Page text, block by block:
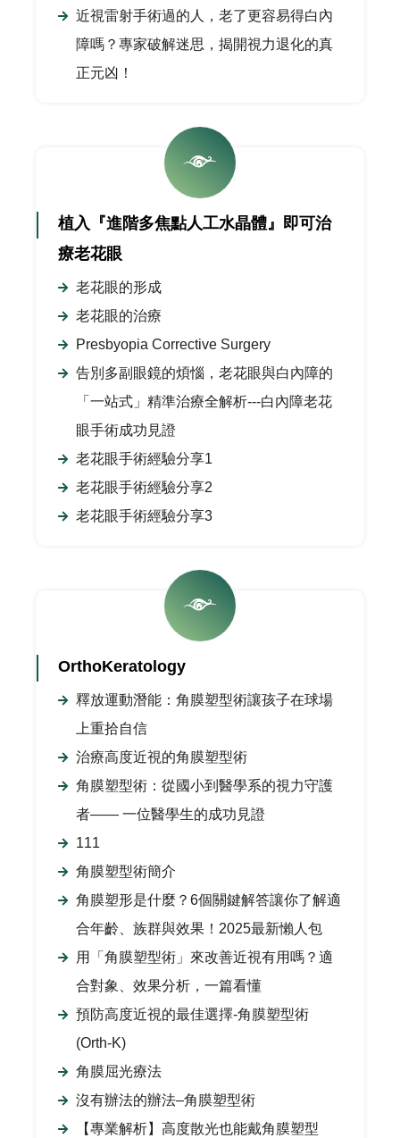
近視雷射手術過的人，老了更容易得白內
障嗎？專家破解迷思，揭開視力退化的真
正元凶！
植入『進階多焦點人工水晶體』即可治
療老花眼
老花眼的形成
老花眼的治療
Presbyopia Corrective Surgery
告別多副眼鏡的煩惱，老花眼與白內障的
「一站式」精準治療全解析---白內障老花
眼手術成功見證
老花眼手術經驗分享1
老花眼手術經驗分享2
老花眼手術經驗分享3
OrthoKeratology
釋放運動潛能：角膜塑型術讓孩子在球場
上重拾自信
治療高度近視的角膜塑型術
角膜塑型術：從國小到醫學系的視力守護
者—— 一位醫學生的成功見證
111
角膜塑型術簡介
角膜塑形是什麼？6個關鍵解答讓你了解適
合年齡、族群與效果！2025最新懶人包
用「角膜塑型術」來改善近視有用嗎？適
合對象、效果分析，一篇看懂
預防高度近視的最佳選擇-角膜塑型術
(Orth-K)
角膜屈光療法
沒有辦法的辦法–角膜塑型術
【專業解析】高度散光也能戴角膜塑型